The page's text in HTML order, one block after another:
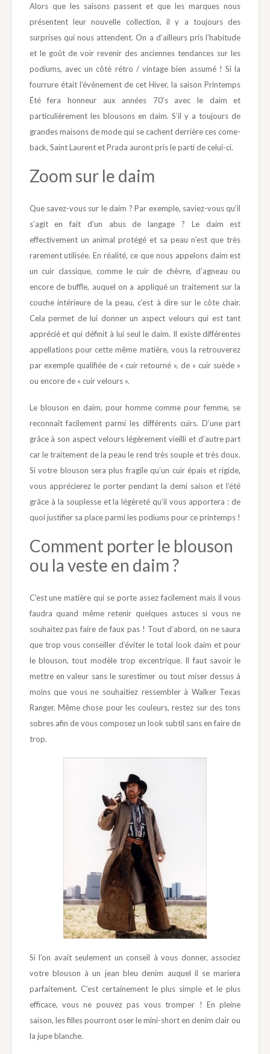
Alors que les saisons passent et que les marques nous
présentent leur nouvelle collection, il y a toujours des
surprises qui nous attendent. On a d’ailleurs pris l’habitude
et le goût de voir revenir des anciennes tendances sur les
podiums, avec un côté rétro / vintage bien assumé ! Si la
fourrure était l’événement de cet Hiver, la saison Printemps
Été fera honneur aux années 70’s avec le daim et
particulièrement les blousons en daim. S’il y a toujours de
grandes maisons de mode qui se cachent derrière ces come-
back, Saint Laurent et Prada auront pris le parti de celui-ci.
Zoom sur le daim
Que savez-vous sur le daim ? Par exemple, saviez-vous qu’il
s’agit en fait d’un abus de langage ? Le daim est
effectivement un animal protégé et sa peau n’est que très
rarement utilisée. En réalité, ce que nous appelons daim est
un cuir classique, comme le cuir de chèvre, d’agneau ou
encore de buffle, auquel on a appliqué un traitement sur la
couche intérieure de la peau, c’est à dire sur le côte chair.
Cela permet de lui donner un aspect velours qui est tant
apprécié et qui définit à lui seul le daim. Il existe différentes
appellations pour cette même matière, vous la retrouverez
par exemple qualifiée de « cuir retourné », de « cuir suède »
ou encore de « cuir velours ».
Le blouson en daim, pour homme comme pour femme, se
reconnaît facilement parmi les différents cuirs. D’une part
grâce à son aspect velours légèrement vieilli et d’autre part
car le traitement de la peau le rend très souple et très doux.
Si votre blouson sera plus fragile qu’un cuir épais et rigide,
vous apprécierez le porter pendant la demi saison et l’été
grâce à la souplesse et la légèreté qu’il vous apportera : de
quoi justifier sa place parmi les podiums pour ce printemps !
Comment porter le blouson
ou la veste en daim ?
C’est une matière qui se porte assez facilement mais il vous
faudra quand même retenir quelques astuces si vous ne
souhaitez pas faire de faux pas ! Tout d’abord, on ne saura
que trop vous conseiller d’éviter le total look daim et pour
le blouson, tout modèle trop excentrique. Il faut savoir le
mettre en valeur sans le surestimer ou tout miser dessus à
moins que vous ne souhaitiez ressembler à Walker Texas
Ranger. Même chose pour les couleurs, restez sur des tons
sobres afin de vous composez un look subtil sans en faire de
trop.
Si l’on avait seulement un conseil à vous donner, associez
votre blouson à un jean bleu denim auquel il se mariera
parfaitement. C’est certainement le plus simple et le plus
efficace, vous ne pouvez pas vous tromper ! En pleine
saison, les filles pourront oser le mini-short en denim clair ou
la jupe blanche.